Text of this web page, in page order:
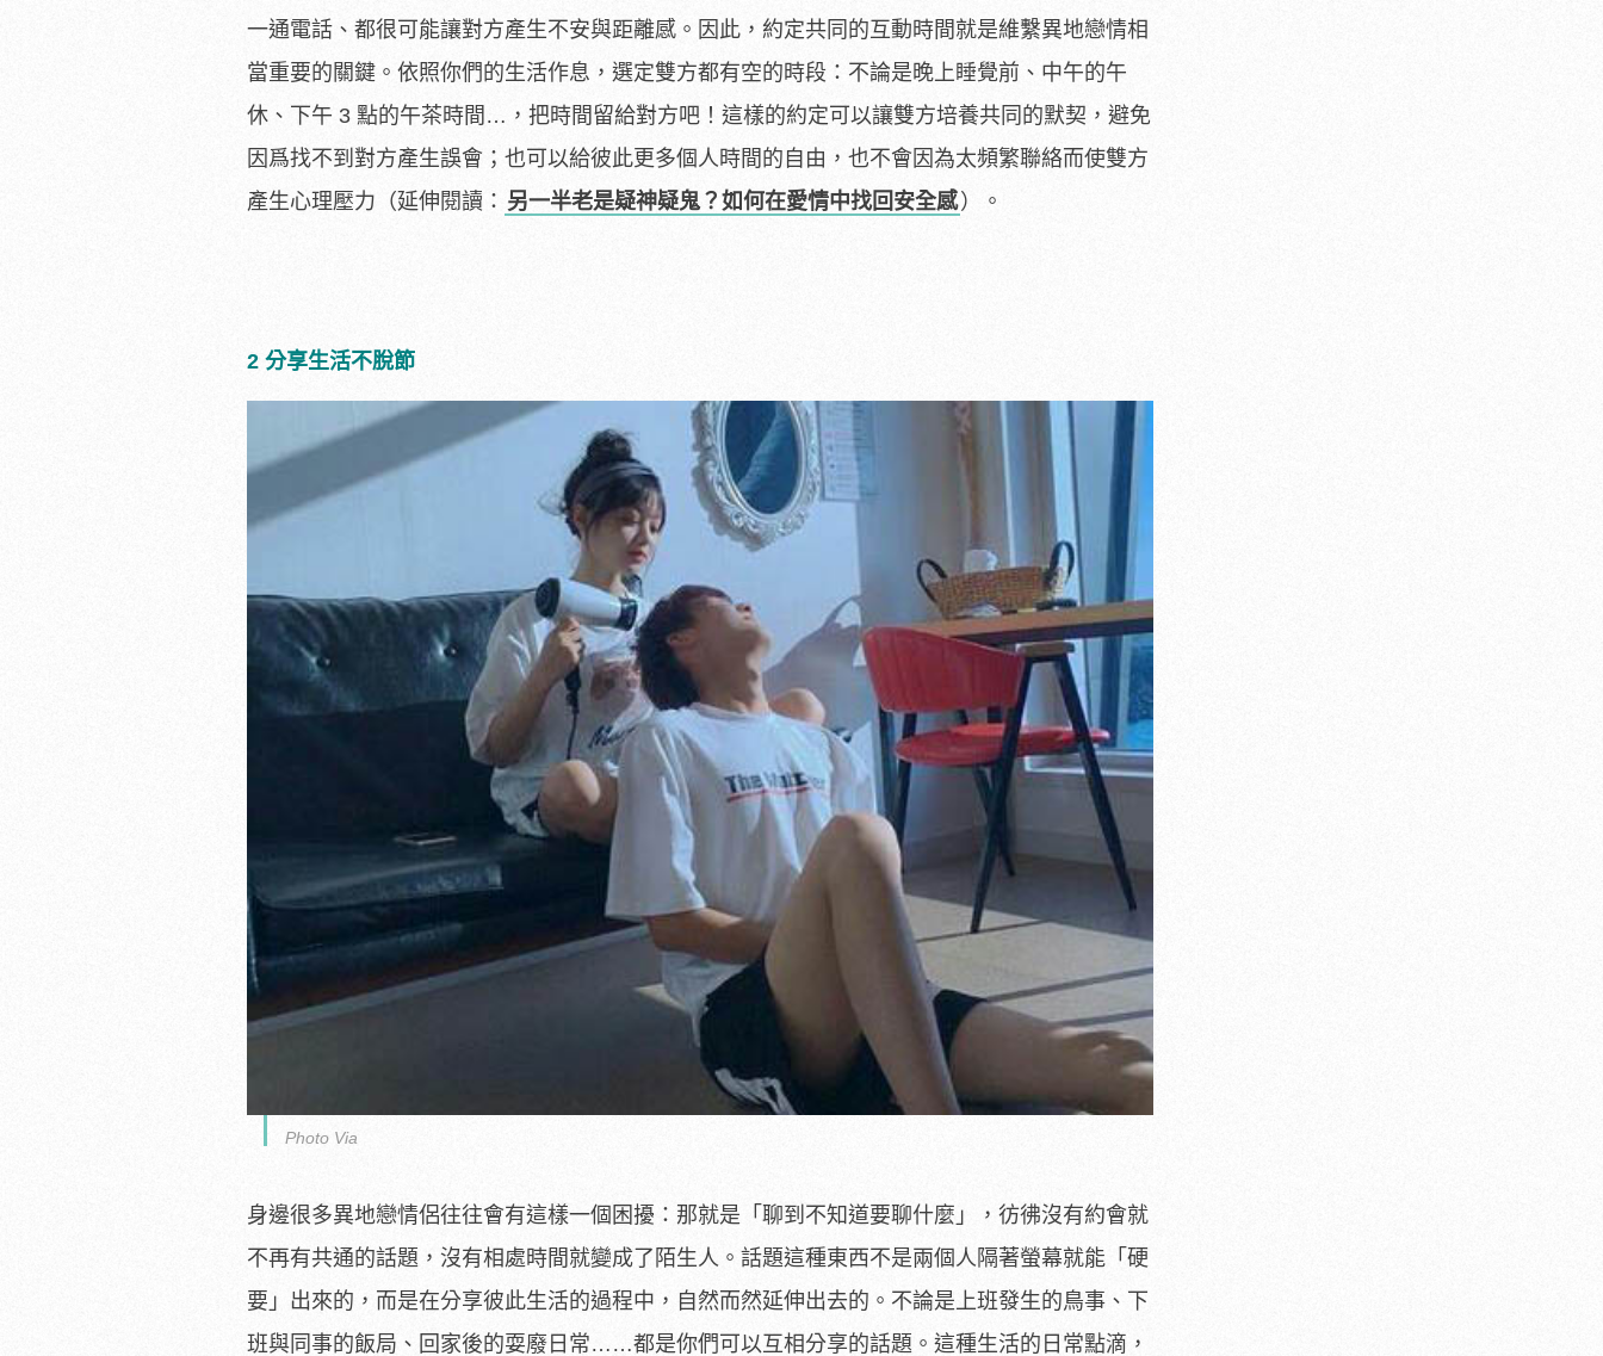
一通電話、都很可能讓對方產生不安與距離感。因此，約定共同的互動時間就是維繫異地戀情相
當重要的關鍵。依照你們的生活作息，選定雙方都有空的時段：不論是晚上睡覺前、中午的午
休、下午 3 點的午茶時間…，把時間留給對方吧！這樣的約定可以讓雙方培養共同的默契，避免
因爲找不到對方產生誤會；也可以給彼此更多個人時間的自由，也不會因為太頻繁聯絡而使雙方
產生心理壓力（延伸閱讀： 另一半老是疑神疑鬼？如何在愛情中找回安全感）。
2 分享生活不脫節
Photo Via
身邊很多異地戀情侶往往會有這樣一個困擾：那就是「聊到不知道要聊什麼」，彷彿沒有約會就
不再有共通的話題，沒有相處時間就變成了陌生人。話題這種東西不是兩個人隔著螢幕就能「硬
要」出來的，而是在分享彼此生活的過程中，自然而然延伸出去的。不論是上班發生的鳥事、下
班與同事的飯局、回家後的耍廢日常……都是你們可以互相分享的話題。這種生活的日常點滴，